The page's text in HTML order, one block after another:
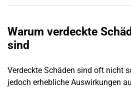
Warum verdeckte
sind
Verdeckte Schäden sind oft nicht
jedoch erhebliche Auswirkungen